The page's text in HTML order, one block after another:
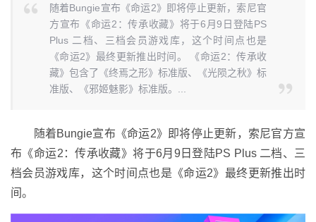
随着Bungie宣布《命运2》即将停止更新，索尼官
方宣布《命运2：传承收藏》将于6月9日登陆PS
Plus 二档、三档会员游戏库，这个时间点也是
《命运2》最终更新推出时间。 《命运2：传承收
藏》包含了《终焉之形》标准版、《光陨之秋》标
准版、《邪姬魅影》标准版。...
随着Bungie宣布《命运2》即将停止更新，索尼官方宣
布《命运2：传承收藏》将于6月9日登陆PS Plus 二档、三
档会员游戏库，这个时间点也是《命运2》最终更新推出时
间。